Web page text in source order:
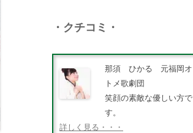
・クチコミ・
那須 ひかる 元福岡オ
トメ歌劇団
笑顔の素敵な優しい方で
す。
詳しく見る・・・